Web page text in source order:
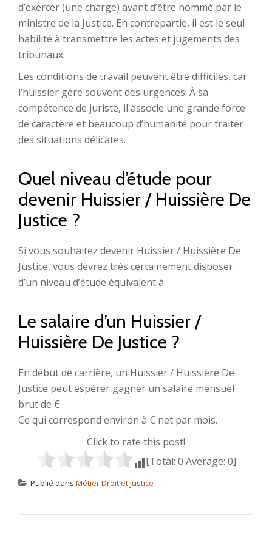
d’exercer (une charge) avant d’être nommé par le
ministre de la Justice. En contrepartie, il est le seul
habilité à transmettre les actes et jugements des
tribunaux.
Les conditions de travail peuvent être difficiles, car
l’huissier gère souvent des urgences. À sa
compétence de juriste, il associe une grande force
de caractère et beaucoup d’humanité pour traiter
des situations délicates.
Quel niveau d’étude pour
devenir Huissier / Huissière De
Justice ?
Si vous souhaitez devenir Huissier / Huissière De
Justice, vous devrez très certainement disposer
d’un niveau d’étude équivalent à
Le salaire d’un Huissier /
Huissière De Justice ?
En début de carrière, un Huissier / Huissière De
Justice peut espérer gagner un salaire mensuel
brut de €
Ce qui correspond environ à € net par mois.
Click to rate this post!
[Total: 0 Average: 0]
Publié dans Métier Droit et justice